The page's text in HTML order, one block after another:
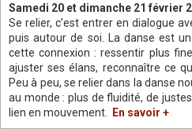
Samedi 20 et dimanche 21 février
Se relier, c’est entrer en dialogue
puis autour de soi. La danse est
cette connexion : ressentir plus
ajuster ses élans, reconnaître ce
Peu à peu, se relier dans la danse
au monde : plus de fluidité, de
lien en mouvement.
En savoir +